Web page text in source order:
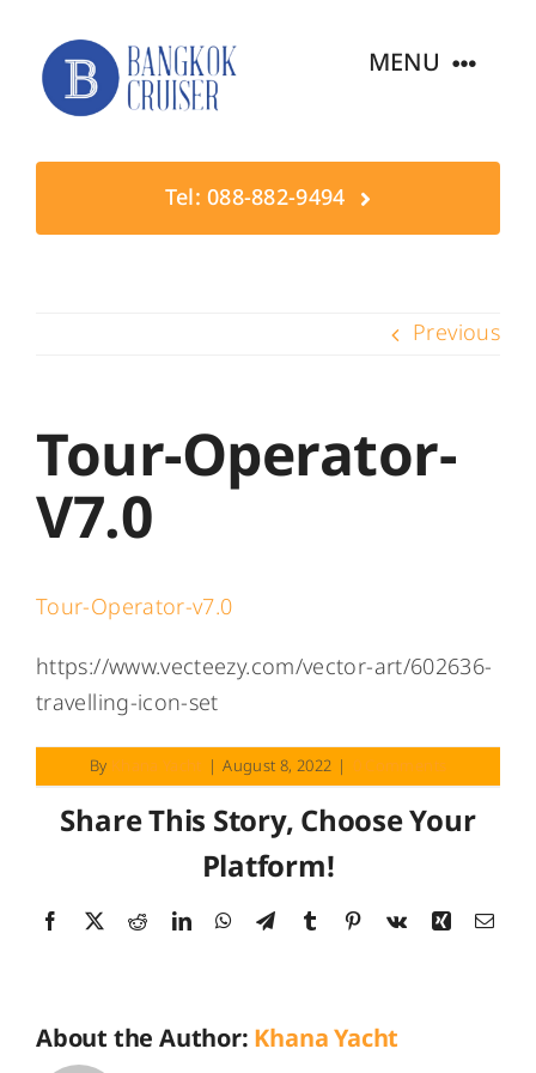
content
MENU
หน้าแรก
แพ็กเกจล่องเรือ
ติดต่อจองเรือ
Tel: 088-882-9494
Previous
Tour-Operator-
V7.0
Tour-Operator-v7.0
https://www.vecteezy.com/vector-art/602636-
travelling-icon-set
By Khana Yacht | August 8, 2022 | 0 Comments
Share This Story, Choose Your
Platform!
Facebook RedditLinkedInWhatsApp
TelegramTumblr Pinterest
Vk Xing
About the Author: Khana Yacht